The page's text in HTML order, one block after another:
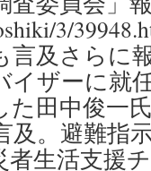
3/
言及さらに
イザーに就
た田中俊一
及。避難指
者生活支援